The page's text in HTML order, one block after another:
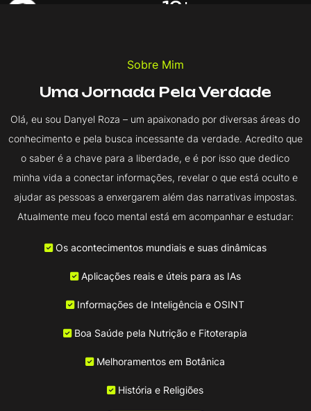
10+
Áreas em Aprendizagem
2+
Sobre Mim
Uma Jornada Pela Verdade
Olá, eu sou Danyel Roza – um apaixonado por diversas áreas do
conhecimento e pela busca incessante da verdade. Acredito que
o saber é a chave para a liberdade, e é por isso que dedico
minha vida a conectar informações, revelar o que está oculto e
ajudar as pessoas a enxergarem além das narrativas impostas.
Atualmente meu foco mental está em acompanhar e estudar:
Os acontecimentos mundiais e suas dinâmicas
Aplicações reais e úteis para as IAs
Informações de Inteligência e OSINT
Boa Saúde pela Nutrição e Fitoterapia
Melhoramentos em Botânica
História e Religiões